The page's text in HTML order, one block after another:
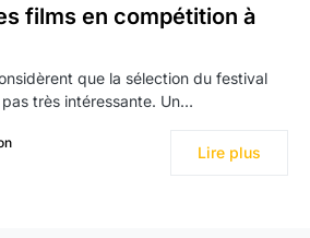
films en compétition à
que la sélection du festival
pas très intéressante. Un…
Lire plus